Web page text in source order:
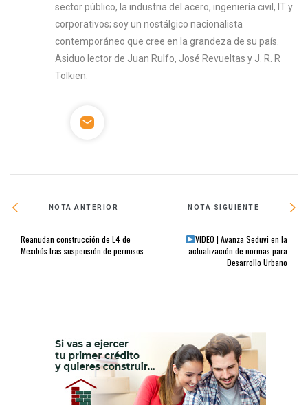
sector público, la industria del acero, ingeniería civil, IT y
corporativos; soy un nostálgico nacionalista
contemporáneo que cree en la grandeza de su país.
Asiduo lector de Juan Rulfo, José Revueltas y J. R. R
Tolkien.
NOTA ANTERIOR
Reanudan construcción de L4 de
Mexibús tras suspensión de permisos
NOTA SIGUIENTE
VIDEO | Avanza Seduvi en la
actualización de normas para
Desarrollo Urbano